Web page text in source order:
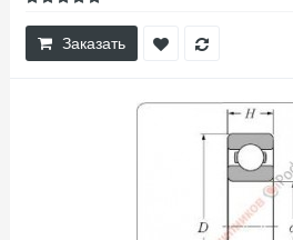
Заказать